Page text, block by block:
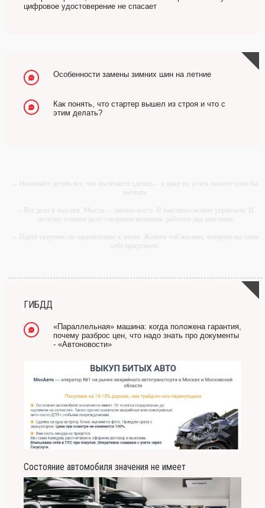
цифровое удостоверение не спасает
Особенности замены зимних шин на летние
Как понять, что стартер вышел из строя и что с
этим делать?
-- Начинайте делать все, что вы можете сделать – и даже то, о чем можете хотя бы
мечтать.
-- Все дело в мыслях. Мысль — начало всего. И мыслями можно управлять. И
поэтому главное дело совершенствования: работать над мыслями.
-- Идите уверенно по направлению к мечте. Живите той жизнью, которую вы сами
себе придумали.
-- Лучшее, что можно сделать с хорошим советом, это пропустить его мимо ушей.
Он никогда не бывает полезен никому, кроме того, кто его дал.
ГИБДД
«Параллельная» машина: когда положена гарантия,
почему разброс цен, что надо знать про документы
- «Автоновости»
Состояние автомобиля значения не имеет